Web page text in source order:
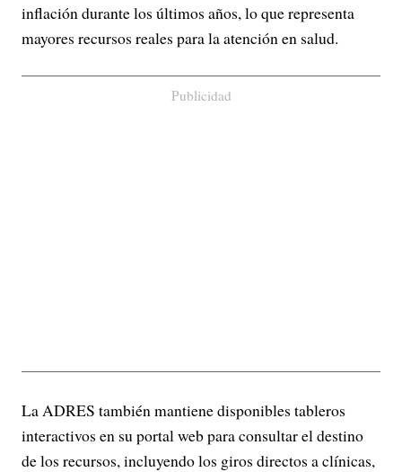
inflación durante los últimos años, lo que representa
mayores recursos reales para la atención en salud.
Publicidad
La ADRES también mantiene disponibles tableros
interactivos en su portal web para consultar el destino
de los recursos, incluyendo los giros directos a clínicas,